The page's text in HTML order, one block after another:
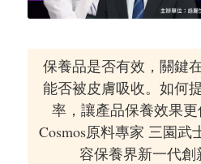
保養品是否有效，關鍵
能否被皮膚吸收。如何
率，讓產品保養效果
Cosmos原料專家 三園
容保養界新一代創